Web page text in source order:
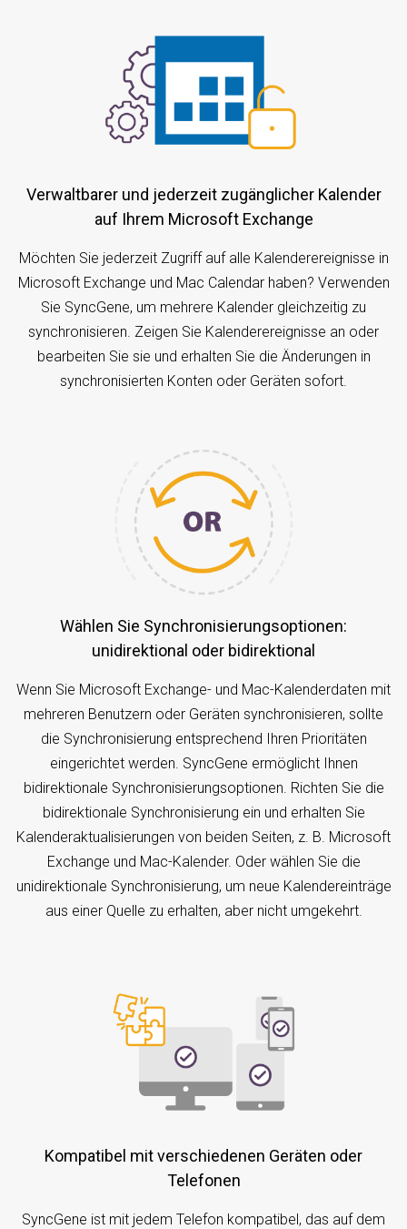
Verwaltbarer und jederzeit zugänglicher Kalender
auf Ihrem Microsoft Exchange
Möchten Sie jederzeit Zugriff auf alle Kalenderereignisse in
Microsoft Exchange und Mac Calendar haben? Verwenden
Sie SyncGene, um mehrere Kalender gleichzeitig zu
synchronisieren. Zeigen Sie Kalenderereignisse an oder
bearbeiten Sie sie und erhalten Sie die Änderungen in
synchronisierten Konten oder Geräten sofort.
Wählen Sie Synchronisierungsoptionen:
unidirektional oder bidirektional
Wenn Sie Microsoft Exchange- und Mac-Kalenderdaten mit
mehreren Benutzern oder Geräten synchronisieren, sollte
die Synchronisierung entsprechend Ihren Prioritäten
eingerichtet werden. SyncGene ermöglicht Ihnen
bidirektionale Synchronisierungsoptionen. Richten Sie die
bidirektionale Synchronisierung ein und erhalten Sie
Kalenderaktualisierungen von beiden Seiten, z. B. Microsoft
Exchange und Mac-Kalender. Oder wählen Sie die
unidirektionale Synchronisierung, um neue Kalendereinträge
aus einer Quelle zu erhalten, aber nicht umgekehrt.
Kompatibel mit verschiedenen Geräten oder
Telefonen
SyncGene ist mit jedem Telefon kompatibel, das auf dem